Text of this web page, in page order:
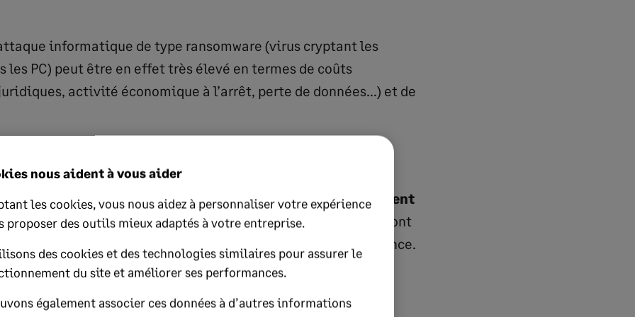
attaque informatique de type ransomware (virus cryptant les
les PC) peut être en effet très élevé en termes de coûts
activité économique à l’arrêt, perte de données…) et de
doivent être impliqués afin d’insuffler une véritable
.
Les services RH, financiers et juridiques doivent
que les données font partie de leurs actifs
, qu’elles sont
pour eux et qu’ils doivent les protéger en conséquence.
pratiques
nous aident à vous aider
les cookies, vous nous aidez à personnaliser votre expérience
proposer des outils mieux adaptés à votre entreprise.
des cookies et des technologies similaires pour assurer le
du site et améliorer ses performances.
également associer ces données à d’autres informations